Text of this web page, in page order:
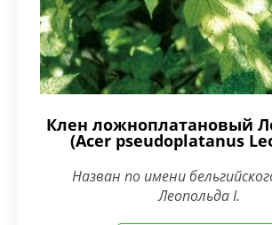
Клен ложноплатановый
(Acer pseudoplatanus
Назван по имени
Леопольда I.